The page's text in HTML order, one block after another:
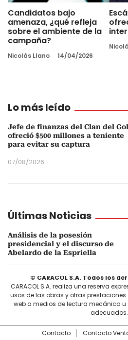
Candidatos bajo
amenaza, ¿qué refleja
sobre el ambiente de la
campaña?
Nicolás Llano 14/04/2026
Lo más leído
Jefe de finanzas del Clan del
ofreció $500 millones a teniente
para evitar su captura
07/08/2026
Últimas Noticias
Análisis de la posesión
presidencial y el discurso de
Abelardo de la Espriella
© CARACOL S.A. Todos los
CARACOL S.A. realiza una reserva
usos de las obras y otras
web a medios de lectura mecánica u
adecuados.
Contacto Contacto